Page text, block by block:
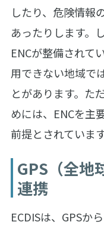
したり、危険情報
あったりします。
ENCが整備されて
用できない地域で
とがあります。た
めには、ENCを主
前提とされています
GPS（全地
連携
ECDISは、GPSか